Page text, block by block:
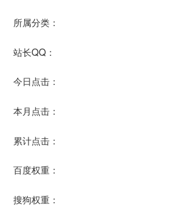
所属分类：
站长QQ：
今日点击：
本月点击：
累计点击：
百度权重：
搜狗权重：